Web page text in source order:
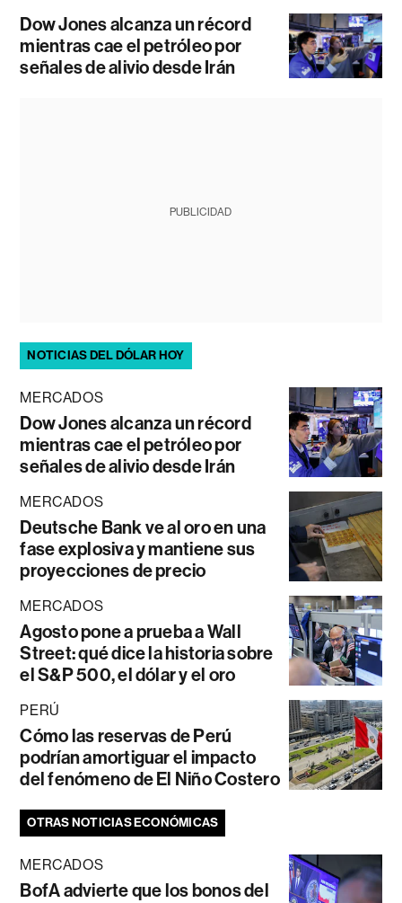
Dow Jones alcanza un récord
mientras cae el petróleo por
señales de alivio desde Irán
PUBLICIDAD
NOTICIAS DEL DÓLAR HOY
MERCADOS
Dow Jones alcanza un récord
mientras cae el petróleo por
señales de alivio desde Irán
MERCADOS
Deutsche Bank ve al oro en una
fase explosiva y mantiene sus
proyecciones de precio
MERCADOS
Agosto pone a prueba a Wall
Street: qué dice la historia sobre
el S&P 500, el dólar y el oro
PERÚ
Cómo las reservas de Perú
podrían amortiguar el impacto
del fenómeno de El Niño Costero
OTRAS NOTICIAS ECONÓMICAS
MERCADOS
BofA advierte que los bonos del